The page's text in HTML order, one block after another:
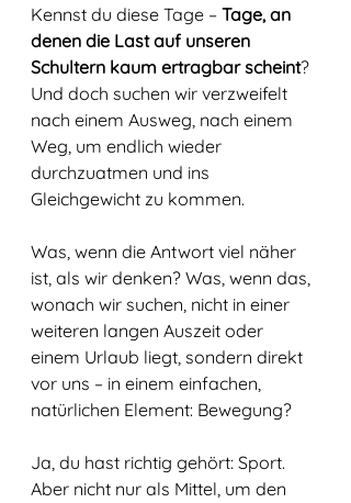
Kennst du diese Tage – Tage, an
denen die Last auf unseren
Schultern kaum ertragbar scheint?
Und doch suchen wir verzweifelt
nach einem Ausweg, nach einem
Weg, um endlich wieder
durchzuatmen und ins
Gleichgewicht zu kommen.
Was, wenn die Antwort viel näher
ist, als wir denken? Was, wenn das,
wonach wir suchen, nicht in einer
weiteren langen Auszeit oder
einem Urlaub liegt, sondern direkt
vor uns – in einem einfachen,
natürlichen Element: Bewegung?
Ja, du hast richtig gehört: Sport.
Aber nicht nur als Mittel, um den